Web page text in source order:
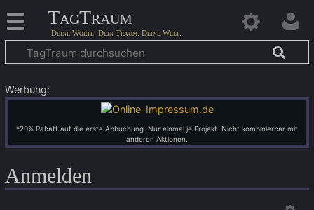
TagTraum
Werbung:
*20% Rabatt auf die erste Abbuchung. Nur einmal je Projekt. Nicht kombinierbar mit
anderen Aktionen.
Anmelden